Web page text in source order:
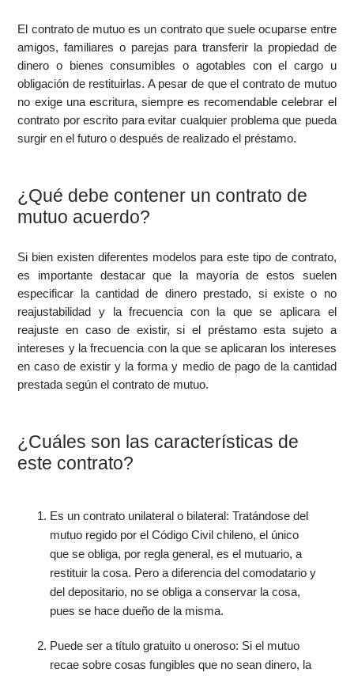
El contrato de mutuo es un contrato que suele ocuparse entre
amigos, familiares o parejas para transferir la propiedad de
dinero o bienes consumibles o agotables con el cargo u
obligación de restituirlas. A pesar de que el contrato de mutuo
no exige una escritura, siempre es recomendable celebrar el
contrato por escrito para evitar cualquier problema que pueda
surgir en el futuro o después de realizado el préstamo.
¿Qué debe contener un contrato de
mutuo acuerdo?
Si bien existen diferentes modelos para este tipo de contrato,
es importante destacar que la mayoría de estos suelen
especificar la cantidad de dinero prestado, si existe o no
reajustabilidad y la frecuencia con la que se aplicara el
reajuste en caso de existir, si el préstamo esta sujeto a
intereses y la frecuencia con la que se aplicaran los intereses
en caso de existir y la forma y medio de pago de la cantidad
prestada según el contrato de mutuo.
¿Cuáles son las características de
este contrato?
Es un contrato unilateral o bilateral: Tratándose del
mutuo regido por el Código Civil chileno, el único
que se obliga, por regla general, es el mutuario, a
restituir la cosa. Pero a diferencia del comodatario y
del depositario, no se obliga a conservar la cosa,
pues se hace dueño de la misma.
Puede ser a título gratuito u oneroso: Si el mutuo
recae sobre cosas fungibles que no sean dinero, la